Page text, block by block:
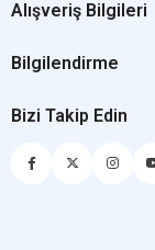
Alışveriş Bilgileri
Bilgilendirme
Bizi Takip Edin